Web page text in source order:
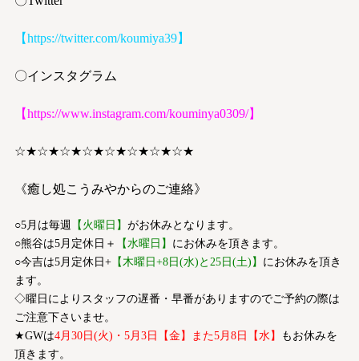
【https://twitter.com/koumiya39】
〇インスタグラム
【https://www.instagram.com/kouminya0309/】
☆★☆★☆★☆★☆★☆★☆★☆★
《癒し処こうみやからのご連絡》
○5月は毎週 【火曜日】 がお休みとなります。
○熊谷は5月定休日＋
【水曜日】 にお休みを頂きます。
○今吉は5月定休日+【木曜日+8日(水)と25日(土)】 にお休みを頂き
ます。
◇曜日によりスタッフの遅番・早番がありますのでご予約の際は
ご注意下さいませ。
★GWは4月30日(火)・5月3日【金】また5月8日【水】
もお休みを
頂きます。